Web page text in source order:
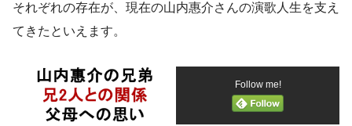
それぞれの存在が、現在の山内惠介さんの演歌人生を支え
てきたといえます。
Follow me!